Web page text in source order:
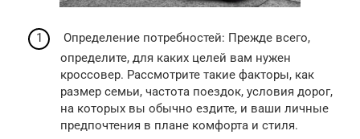
Определение потребностей: Прежде всего,
определите, для каких целей вам нужен
кроссовер. Рассмотрите такие факторы, как
размер семьи, частота поездок, условия дорог,
на которых вы обычно ездите, и ваши личные
предпочтения в плане комфорта и стиля.